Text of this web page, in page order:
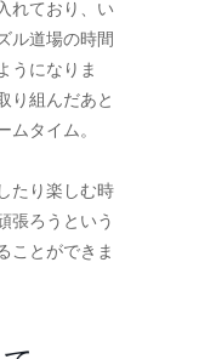
れており、い
ル道場の時間
うになりま
り組んだあと
タイム。
たり楽しむ時
張ろうという
ことができま